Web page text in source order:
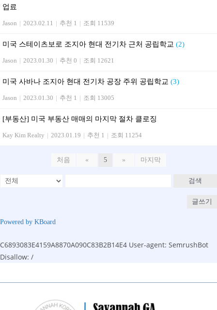
업료
Jason | 2023.02.11 | 추천 1 | 조회 11539
미국 스테이츠보로 조지아 현대 전기차 근처 공립학교 (2)
Jason | 2023.01.30 | 추천 0 | 조회 12621
미국 사바나 조지아 현대 전기차 공장 주위 공립학교 (3)
Jason | 2023.01.30 | 추천 1 | 조회 13005
[부동산] 미국 부동산 매매의 마지막 절차 클로징
Kay Kim Realty | 2023.01.19 | 추천 1 | 조회 11254
처음 « 5 » 마지막
검색
글쓰기
Powered by KBoard
C6893083E4159A8870A090C83B2B14E4 User-agent: SemrushBot
Disallow: /
to